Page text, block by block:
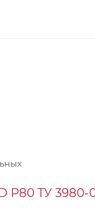
Р80 ТУ 3980-